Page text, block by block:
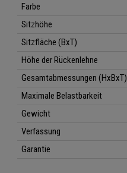
Farbe
Sitzhöhe
Sitzfläche (BxT)
Höhe der Rückenlehne
Gesamtabmessungen (HxBxT)
Maximale Belastbarkeit
Gewicht
Verfassung
Garantie